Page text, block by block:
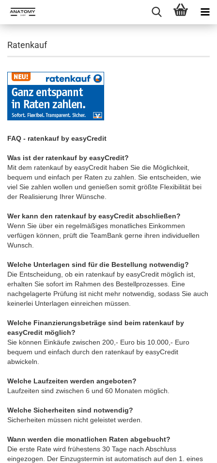
Ratenkauf
FAQ - ratenkauf by easyCredit
Was ist der ratenkauf by easyCredit?
Mit dem ratenkauf by easyCredit haben Sie die Möglichkeit,
bequem und einfach per Raten zu zahlen. Sie entscheiden, wie
viel Sie zahlen wollen und genießen somit größte Flexibilität bei
der Realisierung Ihrer Wünsche.
Wer kann den ratenkauf by easyCredit abschließen?
Wenn Sie über ein regelmäßiges monatliches Einkommen
verfügen können, prüft die TeamBank gerne ihren individuellen
Wunsch.
Welche Unterlagen sind für die Bestellung notwendig?
Die Entscheidung, ob ein ratenkauf by easyCredit möglich ist,
erhalten Sie sofort im Rahmen des Bestellprozesses. Eine
nachgelagerte Prüfung ist nicht mehr notwendig, sodass Sie auch
keinerlei Unterlagen einreichen müssen.
Welche Finanzierungsbeträge sind beim ratenkauf by
easyCredit möglich?
Sie können Einkäufe zwischen 200,- Euro bis 10.000,- Euro
bequem und einfach durch den ratenkauf by easyCredit
abwickeln.
Welche Laufzeiten werden angeboten?
Laufzeiten sind zwischen 6 und 60 Monaten möglich.
Welche Sicherheiten sind notwendig?
Sicherheiten müssen nicht geleistet werden.
Wann werden die monatlichen Raten abgebucht?
Die erste Rate wird frühestens 30 Tage nach Abschluss
eingezogen. Der Einzugstermin ist automatisch auf den 1. eines